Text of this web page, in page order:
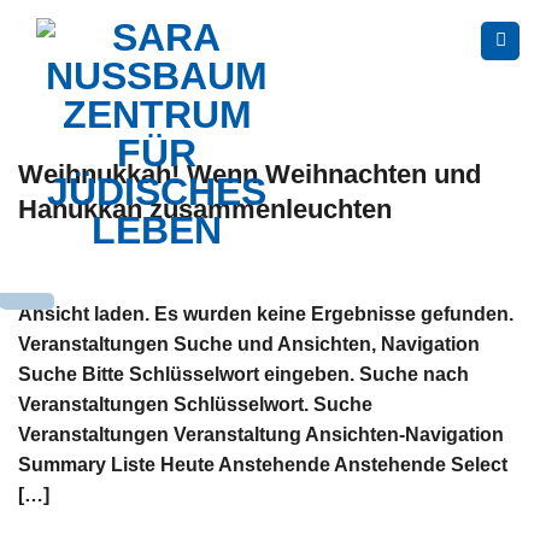
Skip
content
Weihnukkah! Wenn Weihnachten und
Hanukkah zusammenleuchten
Ansicht laden. Es wurden keine Ergebnisse gefunden.
Veranstaltungen Suche und Ansichten, Navigation
Suche Bitte Schlüsselwort eingeben. Suche nach
Veranstaltungen Schlüsselwort. Suche
Veranstaltungen Veranstaltung Ansichten-Navigation
Summary Liste Heute Anstehende Anstehende Select
[…]